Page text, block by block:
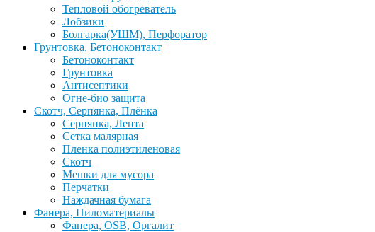
Тепловой обогреватель
Лобзики
Болгарка(УШМ), Перфоратор
Грунтовка, Бетоноконтакт
Бетоноконтакт
Грунтовка
Антисептики
Огне-био защита
Скотч, Серпянка, Плёнка
Серпянка, Лента
Сетка малярная
Пленка полиэтиленовая
Скотч
Мешки для мусора
Перчатки
Наждачная бумага
Фанера, Пиломатериалы
Фанера, OSB, Оргалит